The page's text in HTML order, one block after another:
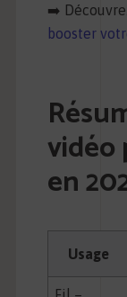
➡️
booster
vidéo
en
Usage